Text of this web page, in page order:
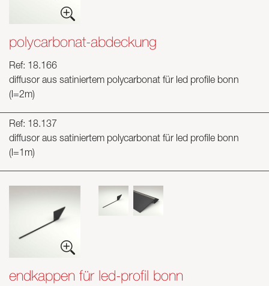
polycarbonat-abdeckung
Ref: 18.166
diffusor aus satiniertem polycarbonat für led profile bonn
(l=2m)
Ref: 18.137
diffusor aus satiniertem polycarbonat für led profile bonn
(l=1m)
endkappen für led-profil bonn